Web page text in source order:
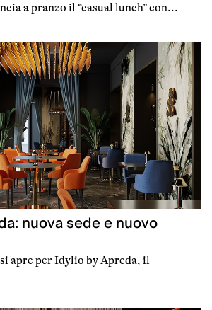
a pranzo il “casual lunch” con...
nuova sede e nuovo
apre per Idylio by Apreda, il